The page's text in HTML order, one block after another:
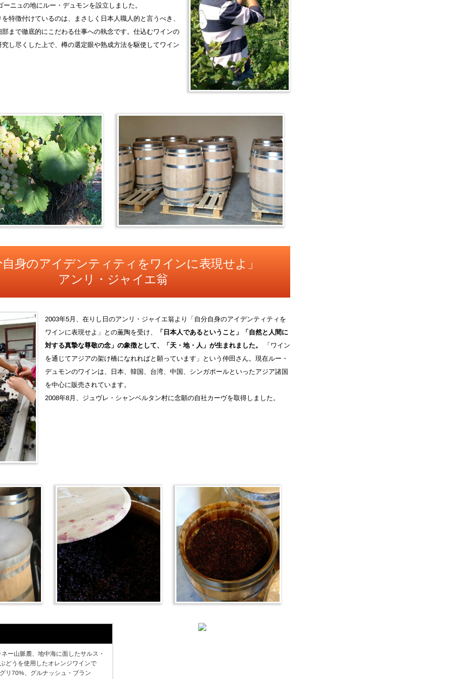
ーニュの地にルー・デュモンを設立しました。
特徴付けているのは、まさしく日本人職人的と言うべき、
まで徹底的にこだわる仕事への執念です。仕込むワインの
し尽くした上で、樽の選定眼や熟成方法を駆使してワイン
身のアイデンティティをワインに表現せよ」
アンリ・ジャイエ翁
2003年5月、在りし日のアンリ・ジャイエ翁より「自分自身のアイデンティティを
ワインに表現せよ」との薫陶を受け、
「日本人であるということ」「自然と人間に
対する真摯な尊敬の念」の象徴として、「天・地・人」が生まれました。
「ワイン
を通じてアジアの架け橋になれればと願っています」という仲田さん。現在ルー・
デュモンのワインは、日本、韓国、台湾、中国、シンガポールといったアジア諸国
を中心に販売されています。
2008年8月、ジュヴレ・シャンベルタン村に念願の自社カーヴを取得しました。
ー山脈麓、地中海に面したサルス・
どうを使用したオレンジワインで
リ70%、グルナッシュ・ブラン